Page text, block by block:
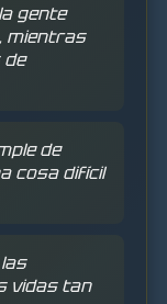
gente
mientras
de
cosa difícil
vidas tan